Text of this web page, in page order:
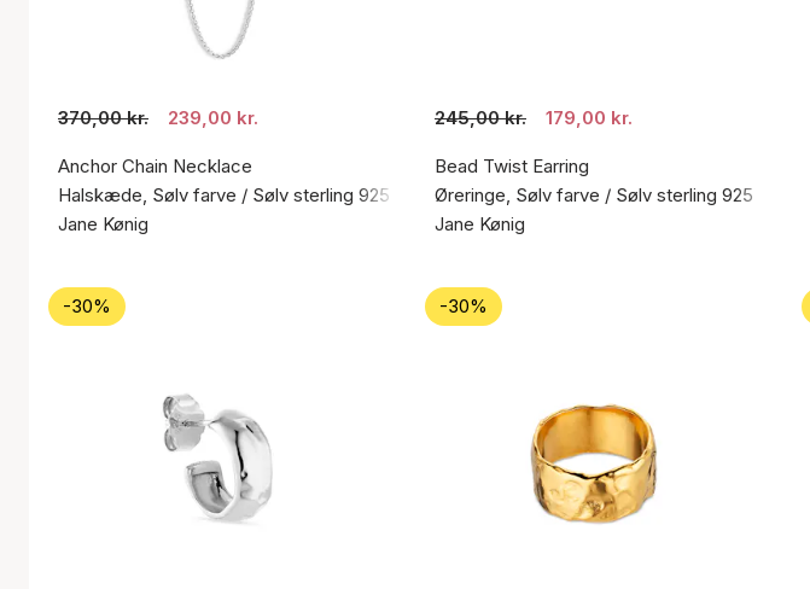
370,00 kr. 239,00 kr.
Anchor Chain Necklace
Halskæde, Sølv farve / Sølv sterling 925
Jane Kønig
245,00 kr. 179,00 kr.
Bead Twist Earring
Øreringe, Sølv farve / Sølv sterling 925
Jane Kønig
-30% -30%